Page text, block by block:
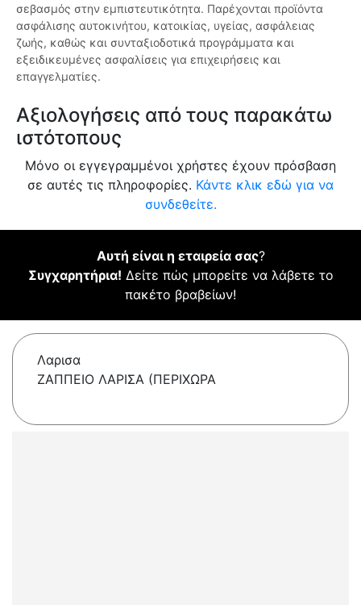
σεβασμός στην εμπιστευτικότητα. Παρέχονται προϊόντα
ασφάλισης αυτοκινήτου, κατοικίας, υγείας, ασφάλειας
ζωής, καθώς και συνταξιοδοτικά προγράμματα και
εξειδικευμένες ασφαλίσεις για επιχειρήσεις και
επαγγελματίες.
Αξιολογήσεις από τους παρακάτω
ιστότοπους
Μόνο οι εγγεγραμμένοι χρήστες έχουν πρόσβαση
σε αυτές τις πληροφορίες. Κάντε κλικ εδώ για να
συνδεθείτε.
Αυτή είναι η εταιρεία σας?
Συγχαρητήρια! Δείτε πώς μπορείτε να λάβετε το
πακέτο βραβείων!
Λαρισα
ΖΑΠΠΕΙΟ ΛΑΡΙΣΑ (ΠΕΡΙΧΩΡΑ